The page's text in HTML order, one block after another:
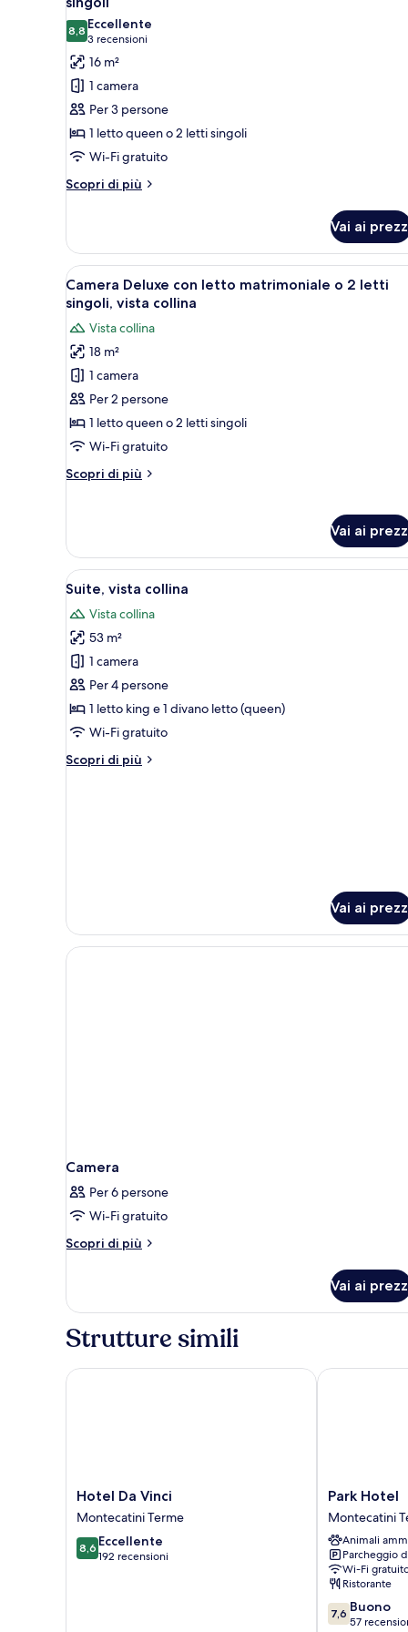
camere
le
foto
per
Camera
Standard
con
letto
matrimoniale
o
singoli
8,88,8 su 10
Eccellente
3 recensioni
(3
recensioni)
16 m²
1 camera
Per 3 persone
1 letto queen o 2 letti singoli
Wi-Fi gratuito
Scopri di più
Altri
Standard
con
letto
matrimoniale
2
letti
singoli
Vai ai
Apri
tutte
foto
per
Camera
Deluxe
con
letto
o
singoli,
vista
collina
Camera d'albergo con un
5
Camera Deluxe con letto matrimoniale o 2 letti
singoli, vista collina
Vista collina
18 m²
1 camera
Per 2 persone
1 letto queen o 2 letti singoli
Wi-Fi gratuito
Scopri di più
Altri
con
letto
matrimoniale
2
letti
singoli,
vista
collina
Vai ai
Apri
tutte
le
foto
per
Suite,
vista
collina
Una moderna camera
7
Suite, vista collina
Vista collina
53 m²
1 camera
Per 4 persone
1 letto king e 1 divano letto (queen)
Wi-Fi gratuito
Scopri di più
Altri
Vai ai
Camera
Per 6 persone
Wi-Fi gratuito
Scopri di più
Altri
Vai ai
Strutture simili
Hotel
Da
Vinci
Montecatini
Terme
Hotel Da Vinci
Montecatini Terme
8.6
su
8,6 Eccellente
192 recensioni
Hotel Da Vinci
Park
Hotel
Montecatini
Terme
Park Hotel
Montecatini
Animali
Parcheggio
Wi-Fi
Ristorante
7.6
su
7,6 Buono
57
Park Hotel